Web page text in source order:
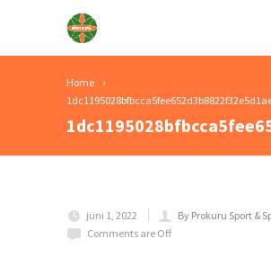
Home
juni 1, 2022
By Prokuru Sport &
Comments are Off